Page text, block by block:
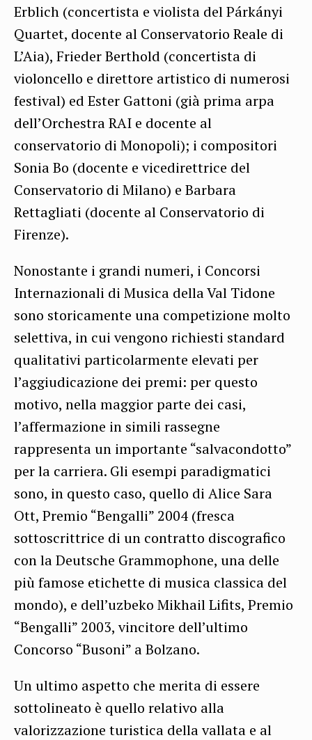
Erblich (concertista e violista del Párkányi
Quartet, docente al Conservatorio Reale di
L’Aia), Frieder Berthold (concertista di
violoncello e direttore artistico di numerosi
festival) ed Ester Gattoni (già prima arpa
dell’Orchestra RAI e docente al
conservatorio di Monopoli); i compositori
Sonia Bo (docente e vicedirettrice del
Conservatorio di Milano) e Barbara
Rettagliati (docente al Conservatorio di
Firenze).
Nonostante i grandi numeri, i Concorsi
Internazionali di Musica della Val Tidone
sono storicamente una competizione molto
selettiva, in cui vengono richiesti standard
qualitativi particolarmente elevati per
l’aggiudicazione dei premi: per questo
motivo, nella maggior parte dei casi,
l’affermazione in simili rassegne
rappresenta un importante “salvacondotto”
per la carriera. Gli esempi paradigmatici
sono, in questo caso, quello di Alice Sara
Ott, Premio “Bengalli” 2004 (fresca
sottoscrittrice di un contratto discografico
con la Deutsche Grammophone, una delle
più famose etichette di musica classica del
mondo), e dell’uzbeko Mikhail Lifits, Premio
“Bengalli” 2003, vincitore dell’ultimo
Concorso “Busoni” a Bolzano.
Un ultimo aspetto che merita di essere
sottolineato è quello relativo alla
valorizzazione turistica della vallata e al